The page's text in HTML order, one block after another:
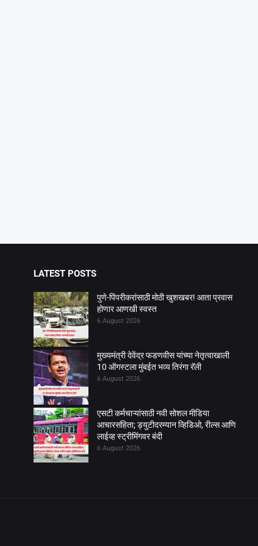
LATEST POSTS
पुणे-पिंपरीकरांसाठी मोठी खुशखबर! आता प्रवास
होणार आणखी स्वस्त
6 August 2026
मुख्यमंत्री देवेंद्र फडणवीस यांच्या नेतृत्वाखाली
10 ऑगस्टला मुंबईत भव्य तिरंगा रॅली
6 August 2026
एसटी कर्मचाऱ्यांसाठी नवी सोशल मीडिया
आचारसंहिता; ड्युटीदरम्यान व्हिडिओ, रील्स आणि
लाईव्ह स्ट्रीमिंगवर बंदी
6 August 2026